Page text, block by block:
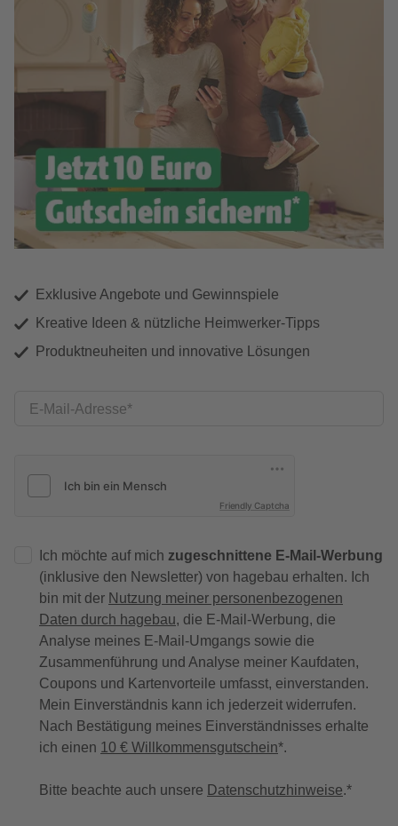
Exklusive Angebote und Gewinnspiele
Kreative Ideen & nützliche Heimwerker-Tipps
Produktneuheiten und innovative Lösungen
E-Mail-Adresse
Friendly Captcha
Ich möchte auf mich zugeschnittene E-Mail-Werbung
(inklusive den Newsletter) von hagebau erhalten. Ich
bin mit der Nutzung meiner personenbezogenen
Daten durch hagebau, die E-Mail-Werbung, die
Analyse meines E-Mail-Umgangs sowie die
Zusammenführung und Analyse meiner Kaufdaten,
Coupons und Kartenvorteile umfasst, einverstanden.
Mein Einverständnis kann ich jederzeit widerrufen.
Nach Bestätigung meines Einverständnisses erhalte
ich einen 10 € Willkommensgutschein*.
Bitte beachte auch unsere Datenschutzhinweise.